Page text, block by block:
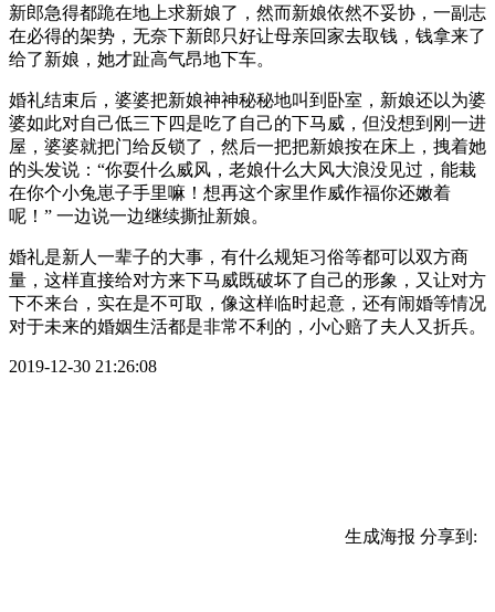
新郎急得都跪在地上求新娘了，然而新娘依然不妥协，一副志
在必得的架势，无奈下新郎只好让母亲回家去取钱，钱拿来了
给了新娘，她才趾高气昂地下车。
婚礼结束后，婆婆把新娘神神秘秘地叫到卧室，新娘还以为婆
婆如此对自己低三下四是吃了自己的下马威，但没想到刚一进
屋，婆婆就把门给反锁了，然后一把把新娘按在床上，拽着她
的头发说：“你耍什么威风，老娘什么大风大浪没见过，能栽
在你个小兔崽子手里嘛！想再这个家里作威作福你还嫩着
呢！” 一边说一边继续撕扯新娘。
婚礼是新人一辈子的大事，有什么规矩习俗等都可以双方商
量，这样直接给对方来下马威既破坏了自己的形象，又让对方
下不来台，实在是不可取，像这样临时起意，还有闹婚等情况
对于未来的婚姻生活都是非常不利的，小心赔了夫人又折兵。
2019-12-30 21:26:08
生成海报 分享到: